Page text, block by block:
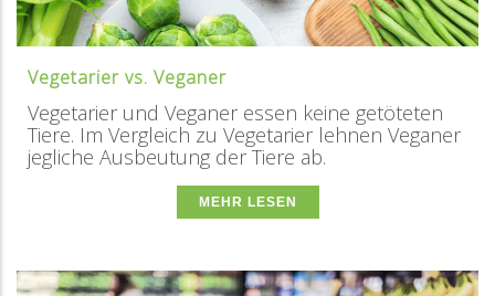
Vegetarier vs. Veganer
Vegetarier und Veganer essen keine getöteten
Tiere. Im Vergleich zu Vegetarier lehnen Veganer
jegliche Ausbeutung der Tiere ab.
MEHR LESEN